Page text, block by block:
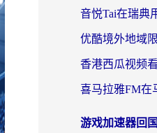
游戏加速器回国